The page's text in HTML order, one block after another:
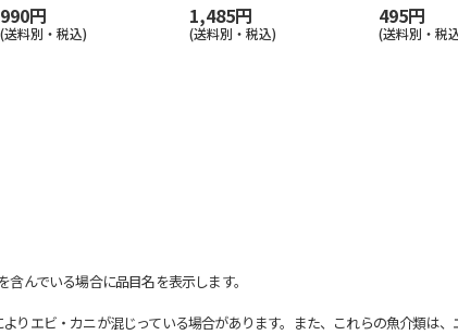
990円
(送料別・税込)
1,485円
(送料別・税込)
495円
(送料別・税
んでいる場合に品目名を表示します。
エビ・カニが混じっている場合があります。また、これらの魚介類は、